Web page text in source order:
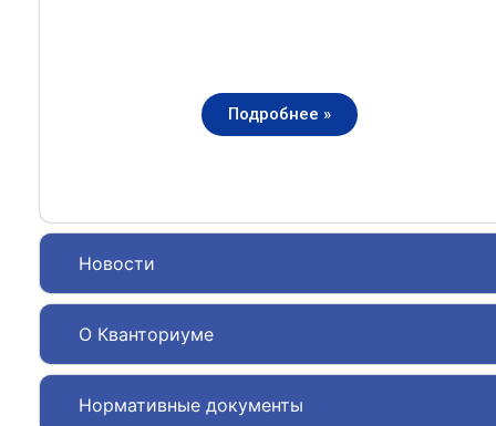
Новости
О Кванториуме
Нормативные документы
Подробнее »